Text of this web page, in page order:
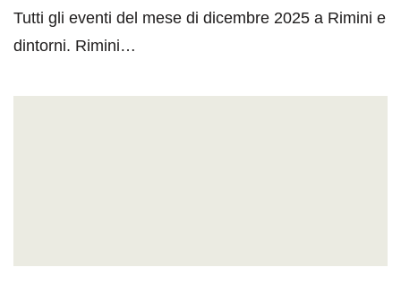
Tutti gli eventi del mese di dicembre 2025 a Rimini e
dintorni. Rimini…